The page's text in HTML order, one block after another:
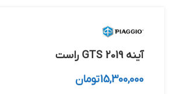
آینه GTS 2019 راست
15,300,000تومان